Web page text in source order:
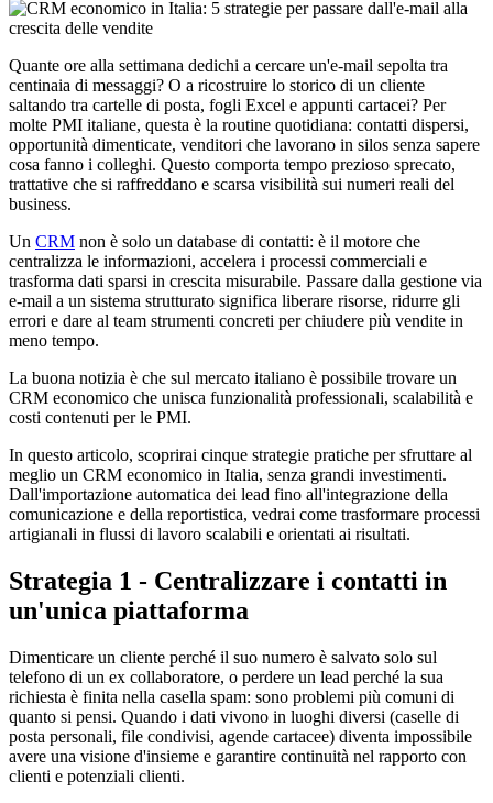
Quante ore alla settimana dedichi a cercare un'e-mail sepolta tra
centinaia di messaggi? O a ricostruire lo storico di un cliente
saltando tra cartelle di posta, fogli Excel e appunti cartacei? Per
molte PMI italiane, questa è la routine quotidiana: contatti dispersi,
opportunità dimenticate, venditori che lavorano in silos senza sapere
cosa fanno i colleghi. Questo comporta tempo prezioso sprecato,
trattative che si raffreddano e scarsa visibilità sui numeri reali del
business.
Un CRM non è solo un database di contatti: è il motore che
centralizza le informazioni, accelera i processi commerciali e
trasforma dati sparsi in crescita misurabile. Passare dalla gestione via
e-mail a un sistema strutturato significa liberare risorse, ridurre gli
errori e dare al team strumenti concreti per chiudere più vendite in
meno tempo.
La buona notizia è che sul mercato italiano è possibile trovare un
CRM economico che unisca funzionalità professionali, scalabilità e
costi contenuti per le PMI.
In questo articolo, scoprirai cinque strategie pratiche per sfruttare al
meglio un CRM economico in Italia, senza grandi investimenti.
Dall'importazione automatica dei lead fino all'integrazione della
comunicazione e della reportistica, vedrai come trasformare processi
artigianali in flussi di lavoro scalabili e orientati ai risultati.
Strategia 1 - Centralizzare i contatti in
un'unica piattaforma
Dimenticare un cliente perché il suo numero è salvato solo sul
telefono di un ex collaboratore, o perdere un lead perché la sua
richiesta è finita nella casella spam: sono problemi più comuni di
quanto si pensi. Quando i dati vivono in luoghi diversi (caselle di
posta personali, file condivisi, agende cartacee) diventa impossibile
avere una visione d'insieme e garantire continuità nel rapporto con
clienti e potenziali clienti.